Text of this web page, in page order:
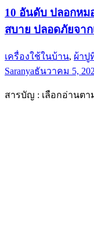
10 อันดับ ปลอกห
สบาย ปลอดภัยจา
เครื่องใช้ในบ้าน, ผ้าปู
Saranyaธันวาคม 5,
สารบัญ : เลือกอ่านต